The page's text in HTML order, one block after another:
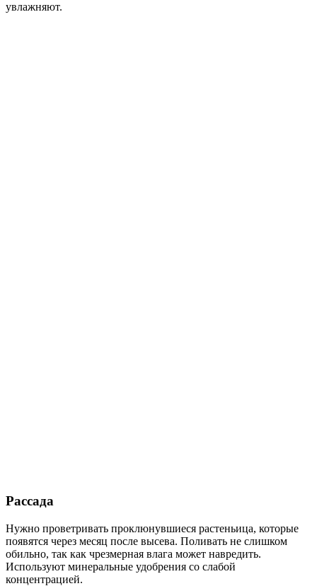
увлажняют.
Рассада
Нужно проветривать проклюнувшиеся растеньица, которые
появятся через месяц после высева. Поливать не слишком
обильно, так как чрезмерная влага может навредить.
Используют минеральные удобрения со слабой
концентрацией.